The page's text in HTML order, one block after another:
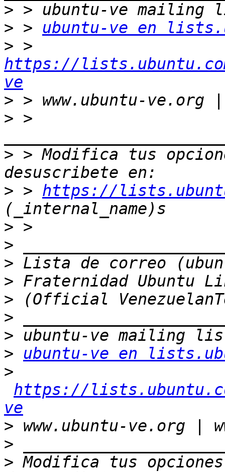
>
> > ubuntu-ve en
>
https://
ve
>
> >
> > Modifica tus
> > https://
>
>
>
>
>
>
>
>
ubuntu-ve en
>
https://
ve
>
>
> Modifica tus